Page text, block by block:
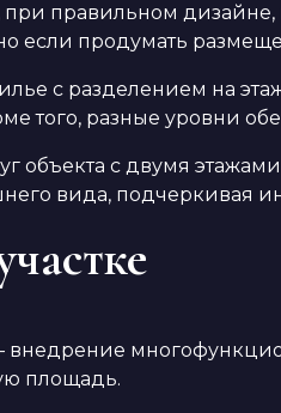
правильном
продумать
с разделением на
того, разные уровни
с двумя
вида, подчеркивая
площадь.